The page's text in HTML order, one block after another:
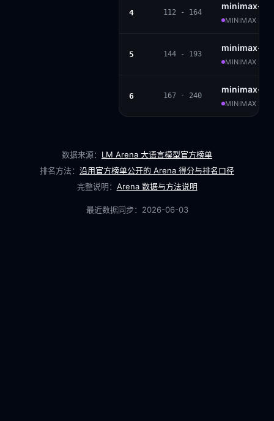
4 112 - 164
minimax-
MINIMAX ·
5 144 - 193
minimax-m1
MINIMAX ·
6 167 - 240
minimax-
MINIMAX ·
数据来源： LM Arena 大语言模型官方榜单
排名方法： 沿用官方榜单公开的 Arena 得分与排名口径
完整说明： Arena 数据与方法说明
最近数据同步： 2026-06-03